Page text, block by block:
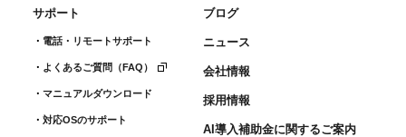
サポート
電話・リモートサポート
よくあるご質問（FAQ）
マニュアルダウンロード
対応OSのサポート
ブログ
ニュース
会社情報
採用情報
AI導入補助金に関するご案内